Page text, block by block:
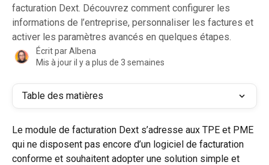
facturation Dext. Découvrez comment configurer les
informations de l’entreprise, personnaliser les factures et
activer les paramètres avancés en quelques étapes.
Écrit parAlbena
Mis à jour il y a plus de 3 semaines
Table des matières
Le module de facturation Dext s’adresse aux TPE et PME
qui ne disposent pas encore d’un logiciel de facturation
conforme et souhaitent adopter une solution simple et